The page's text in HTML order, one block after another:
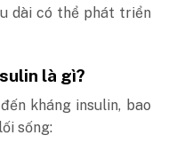
dài có thể phát triển
là gì?
kháng insulin, bao
sống: